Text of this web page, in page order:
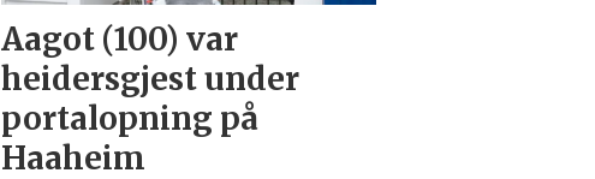
Aagot (100) var
heidersgjest under
portalopning på
Haaheim